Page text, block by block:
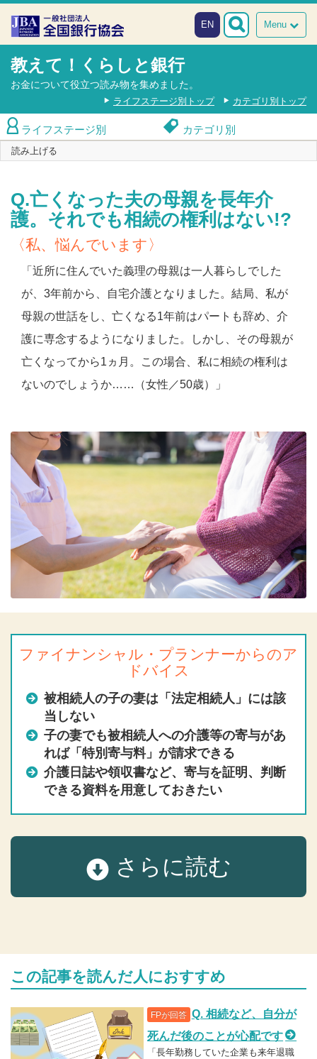
本文へスキップ
障がい者向け相談窓口
Menu
EN
教えて！くらしと銀行
お金について役立つ読み物を集めました。
ライフステージ別トップ カテゴリ別トップ
ライフステージ別 カテゴリ別
読み上げる
Q.亡くなった夫の母親を長年介
護。それでも相続の権利はない!?
〈私、悩んでいます〉
「近所に住んでいた義理の母親は一人暮らしでした
が、3年前から、自宅介護となりました。結局、私が
母親の世話をし、亡くなる1年前はパートも辞め、介
護に専念するようになりました。しかし、その母親が
亡くなってから1ヵ月。この場合、私に相続の権利は
ないのでしょうか……（女性／50歳）」
ファイナンシャル・プランナーからのア
ドバイス
被相続人の子の妻は「法定相続人」には該
当しない
子の妻でも被相続人への介護等の寄与があ
れば「特別寄与料」が請求できる
介護日誌や領収書など、寄与を証明、判断
できる資料を用意しておきたい
さらに読む
この記事を読んだ人におすすめ
FPが回答 Q. 相続など、自分が
死んだ後のことが心配です
「長年勤務していた企業も来年退職